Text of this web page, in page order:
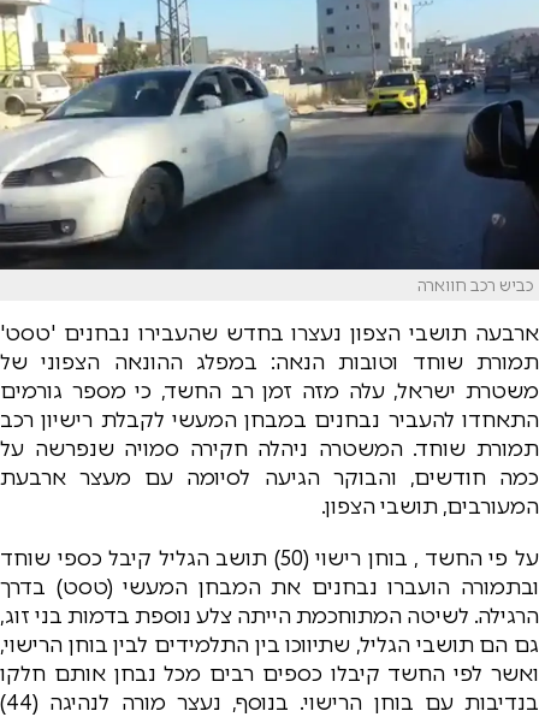
כביש רכב חווארה
ארבעה תושבי הצפון נעצרו בחדש שהעבירו נבחנים 'טסט'
תמורת שוחד וטובות הנאה: במפלג ההונאה הצפוני של
משטרת ישראל, עלה מזה זמן רב החשד, כי מספר גורמים
התאחדו להעביר נבחנים במבחן המעשי לקבלת רישיון רכב
תמורת שוחד. המשטרה ניהלה חקירה סמויה שנפרשה על
כמה חודשים, והבוקר הגיעה לסיומה עם מעצר ארבעת
המעורבים, תושבי הצפון.
על פי החשד , בוחן רישוי (50) תושב הגליל קיבל כספי שוחד
ובתמורה הועברו נבחנים את המבחן המעשי (טסט) בדרך
הרגילה. לשיטה המתוחכמת הייתה צלע נוספת בדמות בני זוג,
גם הם תושבי הגליל, שתיווכו בין התלמידים לבין בוחן הרישוי,
ואשר לפי החשד קיבלו כספים רבים מכל נבחן אותם חלקו
בנדיבות עם בוחן הרישוי. בנוסף, נעצר מורה לנהיגה (44)